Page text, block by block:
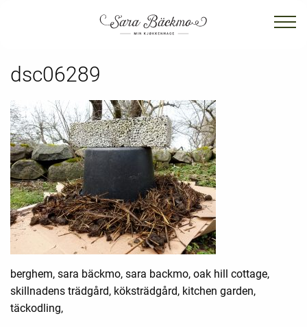
dsc06289
berghem, sara bäckmo, sara backmo, oak hill cottage,
skillnadens trädgård, köksträdgård, kitchen garden,
täckodling,